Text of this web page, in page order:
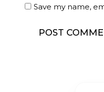
Save my name,
POST